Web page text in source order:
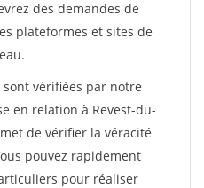
des demandes de
plateformes et sites de
vérifiées par notre
en relation à Revest-du-
de vérifier la véracité
pouvez rapidement
pour réaliser